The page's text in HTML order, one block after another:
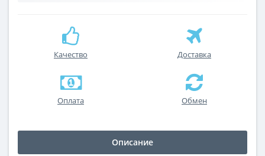
Качество Доставка
Оплата Обмен
Описание